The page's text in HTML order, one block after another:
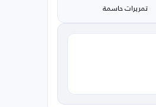
تمريرات حاسمة